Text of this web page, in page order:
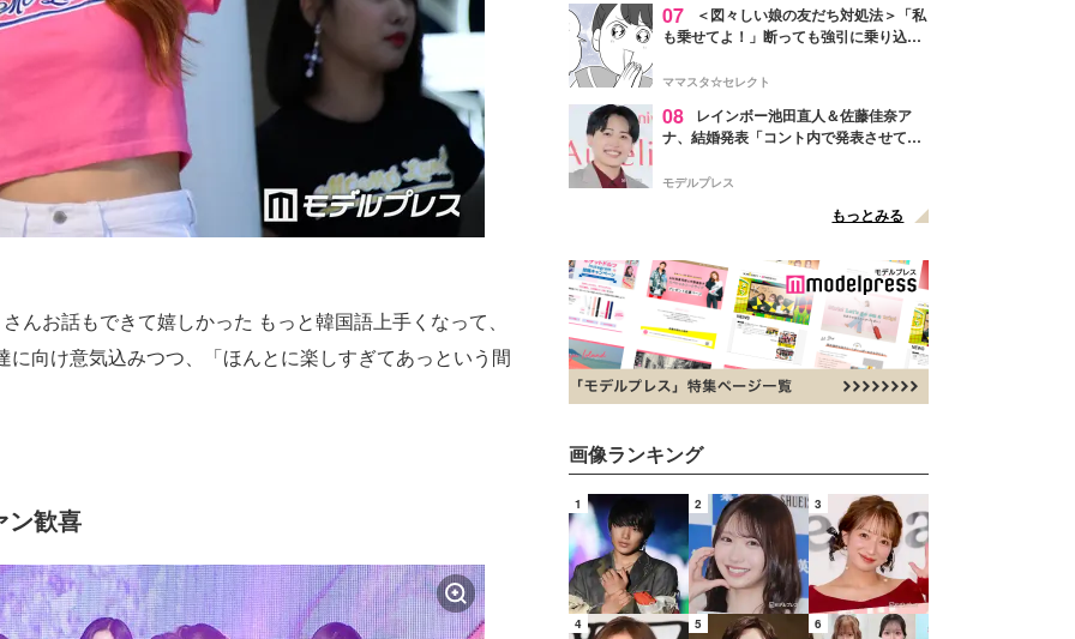
んお話もできて嬉しかった もっと韓国語上手くなって、
向け意気込みつつ、「ほんとに楽しすぎてあっという間
ン歓喜
07
＜図々しい娘の友だち対処法＞「私
も乗せてよ！」断っても強引に乗り込ん
ママスタ☆セレクト
08
レインボー池田直人＆佐藤佳奈ア
ナ、結婚発表「コント内で発表させてい
点変更のため
モデルプレス
もっとみる
画像ランキング
1 2 3
4 5 6